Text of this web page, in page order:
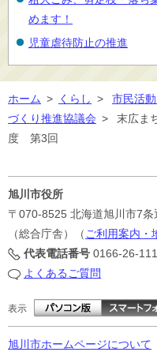
めます！
児童虐待防止の推進
ホーム > くらし > 市民活
づくり推進協議会 >
末広ま
度 第3回
旭川市役所
〒070-8525 北海道旭川市7条
（総合庁舎）（ ご利用案内・
代表電話番号 0166-26-
よくあるご質問
表示
旭川市ホームページについて